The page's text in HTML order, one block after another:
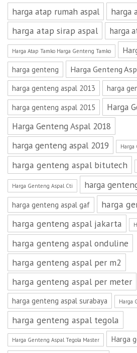
harga atap rumah aspal
harga
harga atap sirap aspal
harga
Harga Atap Tamko Harga Genteng Tamko
harga genteng Harga Genteng
harga genteng aspal 2013
harga
harga genteng aspal 2015
Harga
Harga Genteng Aspal 2018
harga genteng aspal 2019
Harga
harga genteng aspal bitutech
Harga Genteng Aspal Cti harga
harga genteng aspal gaf
harga
harga genteng aspal jakarta
harga genteng aspal onduline
harga genteng aspal per m2
harga genteng aspal per meter
harga genteng aspal surabaya Harga
harga genteng aspal tegola
Harga Genteng Aspal Tegola Master Harga